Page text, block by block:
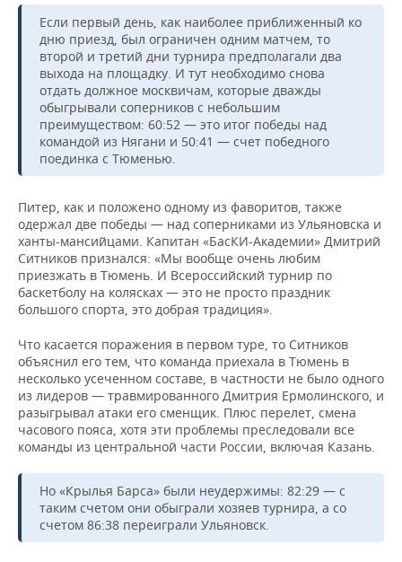
Если первый день, как наиболее приближенный ко
дню приезд, был ограничен одним матчем, то
второй и третий дни турнира предполагали два
выхода на площадку. И тут необходимо снова
отдать должное москвичам, которые дважды
обыгрывали соперников с небольшим
преимуществом: 60:52 — это итог победы над
командой из Нягани и 50:41 — счет победного
поединка с Тюменью.
Питер, как и положено одному из фаворитов, также
одержал две победы — над соперниками из Ульяновска и
ханты-мансийцами. Капитан «БасКИ-Академии» Дмитрий
Ситников признался: «Мы вообще очень любим
приезжать в Тюмень. И Всероссийский турнир по
баскетболу на колясках — это не просто праздник
большого спорта, это добрая традиция».
Что касается поражения в первом туре, то Ситников
объяснил его тем, что команда приехала в Тюмень в
несколько усеченном составе, в частности не было одного
из лидеров — травмированного Дмитрия Ермолинского, и
разыгрывал атаки его сменщик. Плюс перелет, смена
часового пояса, хотя эти проблемы преследовали все
команды из центральной части России, включая Казань.
Но «Крылья Барса» были неудержимы: 82:29 — с
таким счетом они обыграли хозяев турнира, а со
счетом 86:38 переиграли Ульяновск.